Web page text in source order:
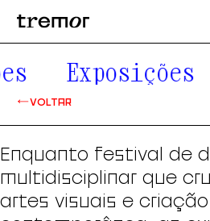
Exposições
VOLTAR
Enquanto festival de
multidisciplinar que
artes visuais e criação